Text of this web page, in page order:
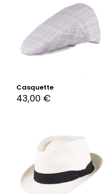
Casquette
43,00 €